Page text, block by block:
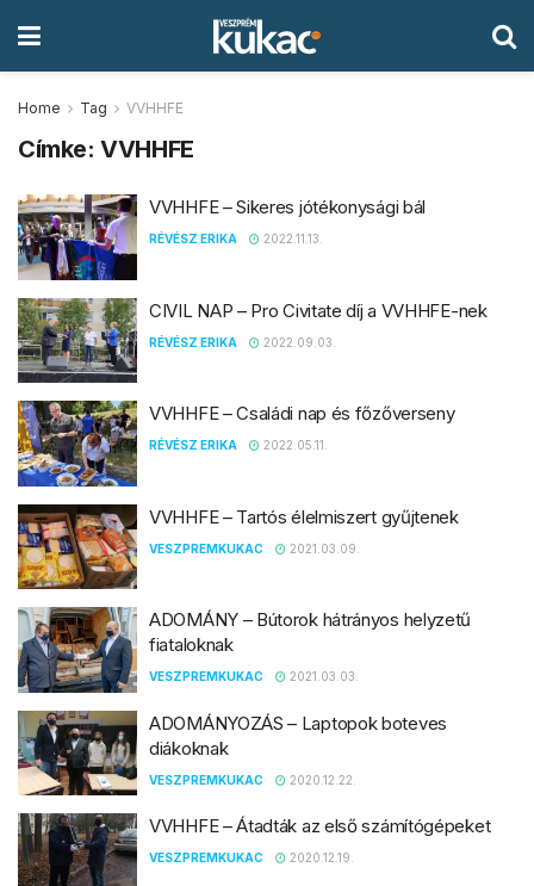
Home Tag VVHHFE
Címke:VVHHFE
VVHHFE – Sikeres jótékonysági bál
RÉVÉSZ ERIKA 2022.11.13.
CIVIL NAP – Pro Civitate díj a VVHHFE-nek
RÉVÉSZ ERIKA 2022.09.03.
VVHHFE – Családi nap és főzőverseny
RÉVÉSZ ERIKA 2022.05.11.
VVHHFE – Tartós élelmiszert gyűjtenek
VESZPREMKUKAC 2021.03.09.
ADOMÁNY – Bútorok hátrányos helyzetű
fiataloknak
VESZPREMKUKAC 2021.03.03.
ADOMÁNYOZÁS – Laptopok boteves
diákoknak
VESZPREMKUKAC 2020.12.22.
VVHHFE – Átadták az első számítógépeket
VESZPREMKUKAC 2020.12.19.